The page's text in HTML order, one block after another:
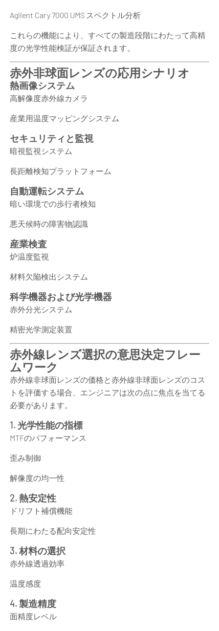
Agilent Cary 7000 UMS スペクトル分析
これらの機能により、すべての製造段階にわたって高精
度の光学性能検証が保証されます。
赤外非球面レンズの応用シナリオ
熱画像システム
高解像度赤外線カメラ
産業用温度マッピングシステム
セキュリティと監視
暗視監視システム
長距離検知プラットフォーム
自動運転システム
暗い環境での歩行者検知
悪天候時の障害物認識
産業検査
炉温度監視
材料欠陥検出システム
科学機器および光学機器
赤外分光システム
精密光学測定装置
赤外線レンズ選択の意思決定フレー
ムワーク
赤外線非球面レンズの価格と赤外線非球面レンズのコス
トを評価する場合、エンジニアは次の点に焦点を当てる
必要があります。
1. 光学性能の指標
MTFのパフォーマンス
歪み制御
解像度の均一性
2. 熱安定性
ドリフト補償機能
長期にわたる配向安定性
3. 材料の選択
赤外線透過効率
温度感度
4. 製造精度
面精度レベル